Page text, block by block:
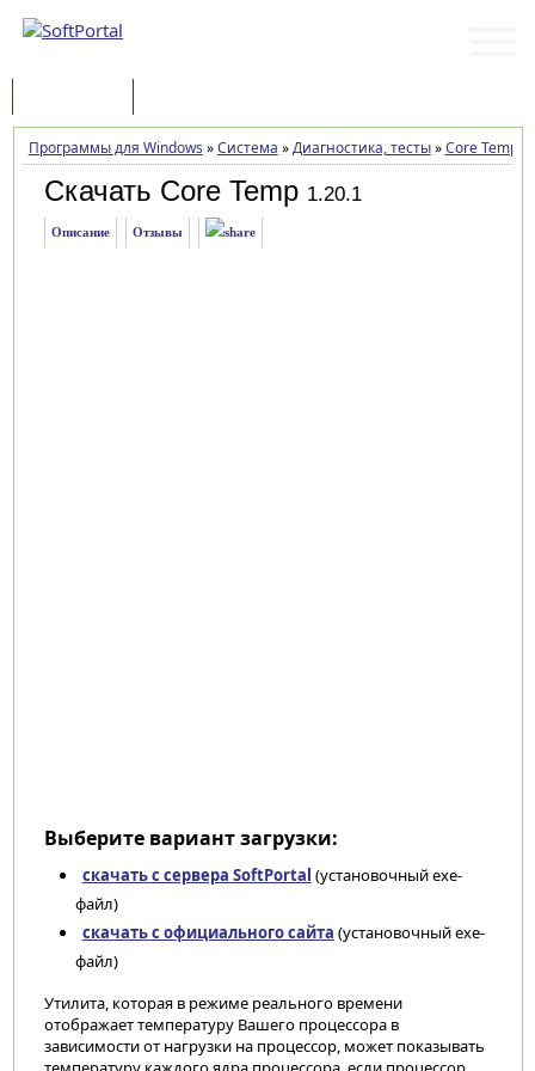
Программы для Windows »Система »Диагностика, тесты»Core Temp
Скачать Core Temp 1.20.1
Описание Отзывы
Выберите вариант загрузки:
скачать с сервера SoftPortal (установочный exe-
файл)
скачать с официального сайта (установочный exe-
файл)
Утилита, которая в режиме реального времени
отображает температуру Вашего процессора в
зависимости от нагрузки на процессор, может показывать